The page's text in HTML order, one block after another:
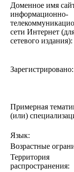
Доменное имя
информационно-
сети Интернет
сетевого издания):
Зарегистрировано:
Примерная
(или)
Язык:
Возрастные
Территория
распространения: